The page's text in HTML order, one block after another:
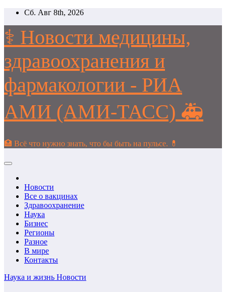
Перейти
содержимому
Сб. Авг 8th, 2026
⚕️ Новости медицины,
здравоохранения и
фармакологии - РИА
АМИ (АМИ-ТАСС) 🚑
🏥 Всё что нужно знать, что бы быть на пульсе. 💊
Новости
Все о вакцинах
Здравоохранение
Наука
Бизнес
Регионы
Разное
В мире
Контакты
Наука и жизнь Новости